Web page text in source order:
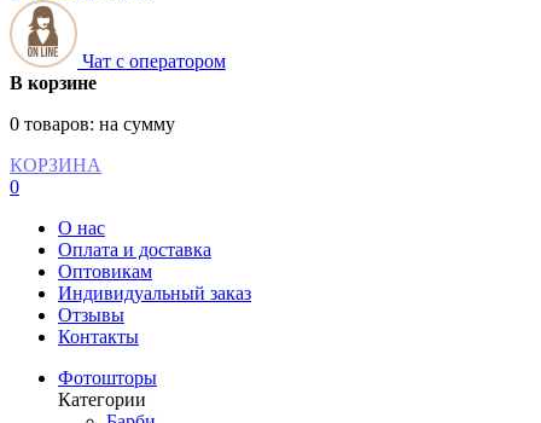
Чат с оператором
В корзине
0 товаров: на сумму
КОРЗИНА
0
О нас
Оплата и доставка
Оптовикам
Индивидуальный заказ
Отзывы
Контакты
Фотошторы
Категории